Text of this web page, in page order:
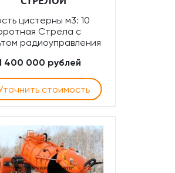
цистерны м3: 10
Стрела с
радиоуправления
400 000 рублей
стоимость